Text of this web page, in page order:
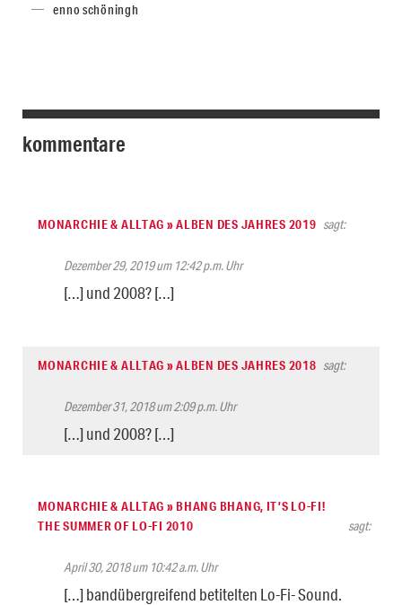
enno schöningh
kommentare
MONARCHIE & ALLTAG » ALBEN DES JAHRES 2019 sagt:
Dezember 29, 2019 um 12:42 p.m. Uhr
[…] und 2008? […]
MONARCHIE & ALLTAG » ALBEN DES JAHRES 2018 sagt:
Dezember 31, 2018 um 2:09 p.m. Uhr
[…] und 2008? […]
MONARCHIE & ALLTAG » BHANG BHANG, IT’S LO-FI!
THE SUMMER OF LO-FI 2010
sagt:
April 30, 2018 um 10:42 a.m. Uhr
[…] bandübergreifend betitelten Lo-Fi- Sound.